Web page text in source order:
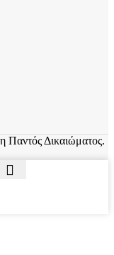
Δικαιώματος.